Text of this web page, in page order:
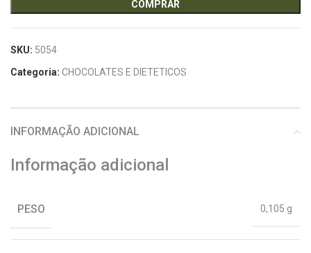
COMPRAR
SKU: 5054
Categoria: CHOCOLATES E DIETETICOS
INFORMAÇÃO ADICIONAL
Informação adicional
PESO 0,105 g